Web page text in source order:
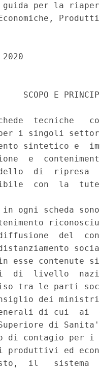
per la
2020
SCOPO E
tecniche
i singoli
sintetico e
e
di
con  la
ogni scheda
del
esse contenute
di  livello
tra le parti
dei
di cui  ai
di
di contagio per
ed
il   sistema